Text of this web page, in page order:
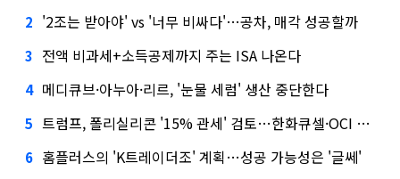
2 '2조는 받아야' vs '너무 비싸다'…공차, 매각 성공할까
3 전액 비과세+소득공제까지 주는 ISA 나온다
4 메디큐브·아누아·리르, '눈물 세럼' 생산 중단한다
5 트럼프, 폴리실리콘 '15% 관세' 검토…한화큐셀·OCI 영향은?
6 홈플러스의 'K트레이더조' 계획…성공 가능성은 '글쎄'